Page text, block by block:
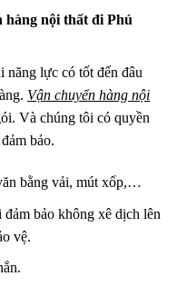
hàng nội thất đi Phú
năng lực có tốt đến đâu
Vận chuyển hàng nội
Và chúng tôi có quyền
bảo.
bằng vải, mút xốp,…
đảm bảo không xê dịch lên
vệ.